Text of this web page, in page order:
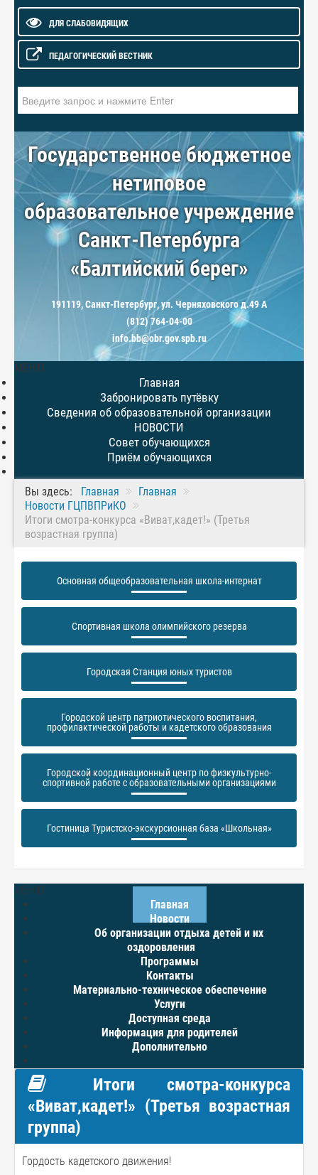
ДЛЯ СЛАБОВИДЯЩИХ
ПЕДАГОГИЧЕСКИЙ ВЕСТНИК
Государственное бюджетное
нетиповое
образовательное учреждение
Санкт-Петербурга
«Балтийский берег»
191119, Санкт-Петербург, ул. Черняховского д.49 А
(812) 764-04-00
info.bb@obr.gov.spb.ru
МЕНЮ
Главная
Забронировать путёвку
Сведения об образовательной организации
НОВОСТИ
Совет обучающихся
Приём обучающихся
Вы здесь: Главная
Главная
Новости ГЦПВПРиКО
Итоги смотра-конкурса «Виват,кадет!» (Третья
возрастная группа)
Основная общеобразовательная школа-интернат
Спортивная школа олимпийского резерва
Городская Станция юных туристов
Городской центр патриотического воспитания,
профилактической работы и кадетского образования
Городской координационный центр по физкультурно-
спортивной работе с образовательными организациями
Гостиница Туристско-экскурсионная база «Школьная»
МЕНЮ
Главная
Новости
Об организации отдыха детей и их
оздоровления
Программы
Контакты
Материально-техническое обеспечение
Услуги
Доступная среда
Информация для родителей
Дополнительно
Итоги смотра-конкурса
«Виват,кадет!» (Третья возрастная
группа)
Гордость кадетского движения!